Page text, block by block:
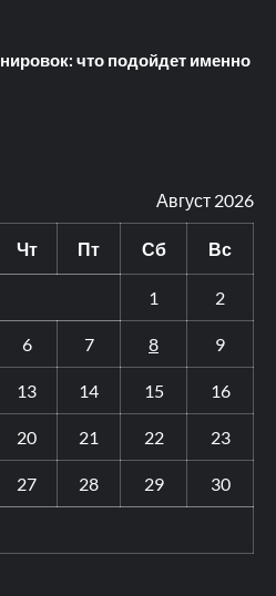
что подойдет именно
Август 2026
Чт Пт Сб Вс
1 2
6 7 8 9
13 14 15 16
20 21 22 23
27 28 29 30